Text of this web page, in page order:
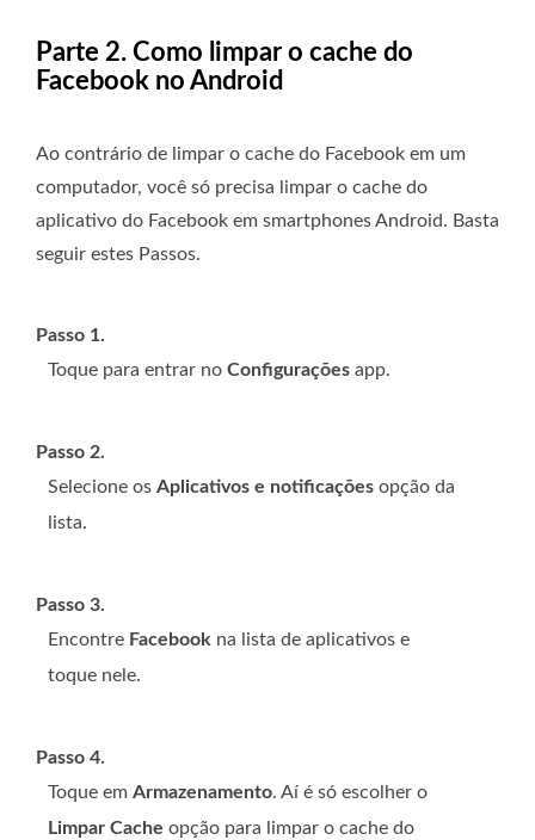
Parte 2. Como limpar o cache do
Facebook no Android
Ao contrário de limpar o cache do Facebook em um
computador, você só precisa limpar o cache do
aplicativo do Facebook em smartphones Android. Basta
seguir estes Passos.
Passo 1.
Toque para entrar no Configurações app.
Passo 2.
Selecione os Aplicativos e notificações opção da
lista.
Passo 3.
Encontre Facebook na lista de aplicativos e
toque nele.
Passo 4.
Toque em Armazenamento. Aí é só escolher o
Limpar Cache opção para limpar o cache do